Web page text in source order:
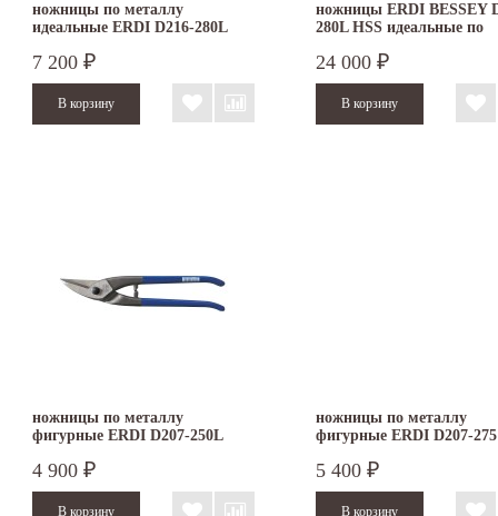
ножницы по металлу
идеальные ERDI D216-280L
7 200 ₽
ножницы ERDI BESSEY
280L HSS идеальные по
24 000 ₽
ножницы по металлу
фигурные ERDI D207-250L
4 900 ₽
ножницы по металлу
фигурные ERDI D207-275
5 400 ₽